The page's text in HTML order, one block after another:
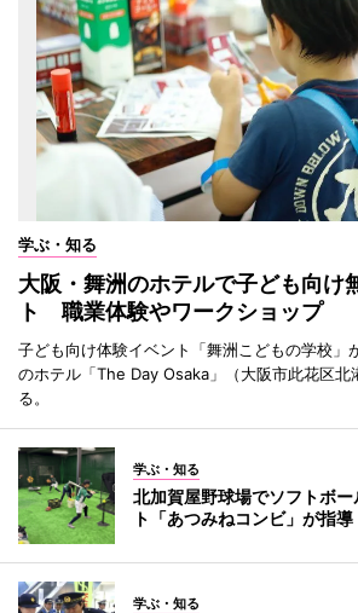
学ぶ・知る
大阪・舞洲のホテルで子ども向け
ト 職業体験やワークショップ
子ども向け体験イベント「舞洲こどもの学校」
のホテル「The Day Osaka」（大阪市此花区北
る。
学ぶ・知る
北加賀屋野球場でソフトボ
ト「あつみねコンビ」が指導
学ぶ・知る